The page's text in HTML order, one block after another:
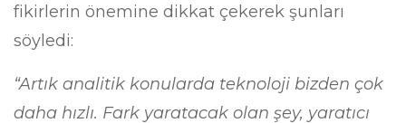
fikirlerin önemine dikkat çekerek şunları
söyledi:
“Artık analitik konularda teknoloji bizden çok
daha hızlı. Fark yaratacak olan şey, yaratıcı